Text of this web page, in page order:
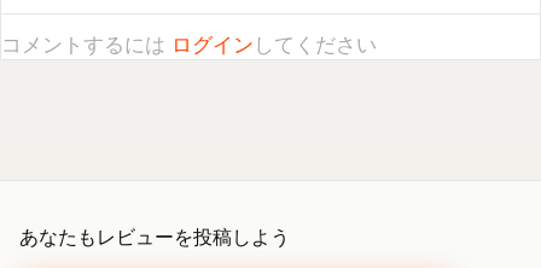
あなたもレビューを投稿しよう